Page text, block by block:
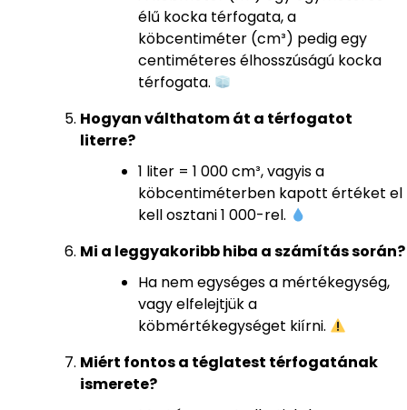
élű kocka térfogata, a
köbcentiméter (cm³) pedig egy
centiméteres élhosszúságú kocka
térfogata.
Hogyan válthatom át a térfogatot
literre?
1 liter = 1 000 cm³, vagyis a
köbcentiméterben kapott értéket el
kell osztani 1 000-rel.
Mi a leggyakoribb hiba a számítás során?
Ha nem egységes a mértékegység,
vagy elfelejtjük a
köbmértékegységet kiírni.
Miért fontos a téglatest térfogatának
ismerete?